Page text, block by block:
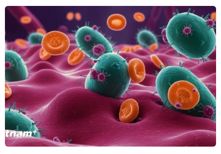
Khởi tố vụ vi phạm quy định về kế toán gây
thiệt hại đặc biệt lớn cho ngân sách
03/10/2024 17:02
Vũ Đăng Thái, Giám đốc Công ty NAC và đồng bọn đã
để ngoài sổ sách kế toán doanh thu bán hàng hàng
trăm tỷ đồng từ hoạt động bán sản phẩm điều trị nám
của công ty.